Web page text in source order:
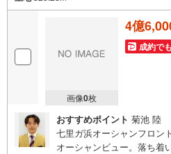
画像0枚
4億
成約で
おすすめポイント 菊池 陸
七里ガ浜オーシャンフロン
オーシャンビュー。落ち着